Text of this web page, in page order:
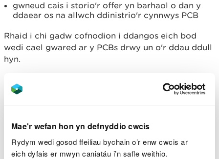
Mae'r wefan hon yn defnyddio cwcis
Rydym wedi gosod ffeiliau bychain o’r enw cwcis ar
eich dyfais er mwyn caniatáu i’n safle weithio.
gwneud cais i storio'r offer yn barhaol o dan y
ddaear os na allwch ddinistrio'r cynnwys PCB
Rhaid i chi gadw cofnodion i ddangos eich bod
wedi cael gwared ar y PCBs drwy un o'r ddau ddull
hyn.
Gwaredu a dihalogi
Gallwch barhau i ddal trawsnewidyddion sy'n
cynnwys hylifau sy'n cynnwys mwy na 0.005% o